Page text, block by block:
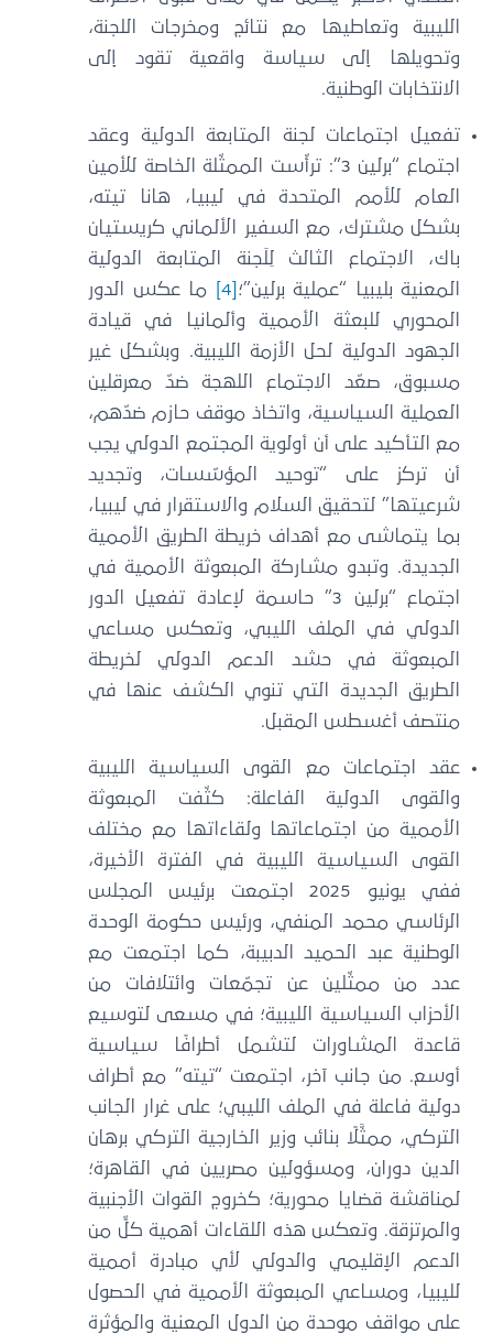
الليبية وتعاطيها مع نتائج ومخرجات اللجنة،
وتحويلها إلى سياسة واقعية تقود إلى
الانتخابات الوطنية.
تفعيل اجتماعات لجنة المتابعة الدولية وعقد
اجتماع “برلين 3”: ترأّست الممثّلة الخاصة للأمين
العام للأمم المتحدة في ليبيا، هانا تيته،
بشكل مشترك، مع السفير الألماني كريستيان
باك، الاجتماع الثالث لِلَجنة المتابعة الدولية
المعنية بليبيا “عملية برلين”؛
ما عكس الدور
المحوري للبعثة الأممية وألمانيا في قيادة
الجهود الدولية لحل الأزمة الليبية. وبشكل غير
مسبوق، صعّد الاجتماع اللهجة ضدّ معرقلين
العملية السياسية، واتخاذ موقف حازم ضدّهم،
مع التأكيد على أن أولوية المجتمع الدولي يجب
أن تركز على “توحيد المؤسّسات، وتجديد
شرعيتها” لتحقيق السلام والاستقرار في ليبيا،
بما يتماشى مع أهداف خريطة الطريق الأممية
الجديدة. وتبدو مشاركة المبعوثة الأممية في
اجتماع “برلين 3” حاسمة لإعادة تفعيل الدور
الدولي في الملف الليبي، وتعكس مساعي
المبعوثة في حشد الدعم الدولي لخريطة
الطريق الجديدة التي تنوي الكشف عنها في
منتصف أغسطس المقبل.
عقد اجتماعات مع القوى السياسية الليبية
والقوى الدولية الفاعلة: كثّفت المبعوثة
الأممية من اجتماعاتها ولقاءاتها مع مختلف
القوى السياسية الليبية في الفترة الأخيرة،
ففي يونيو 2025 اجتمعت برئيس المجلس
الرئاسي محمد المنفي، ورئيس حكومة الوحدة
الوطنية عبد الحميد الدبيبة، كما اجتمعت مع
عدد من ممثّلين عن تجمّعات وائتلافات من
الأحزاب السياسية الليبية؛ في مسعى لتوسيع
قاعدة المشاورات لتشمل أطرافًا سياسية
أوسع. من جانب آخر، اجتمعت “تيته” مع أطراف
دولية فاعلة في الملف الليبي؛ على غرار الجانب
التركي، ممثَّلًا بنائب وزير الخارجية التركي برهان
الدين دوران، ومسؤولين مصريين في القاهرة؛
لمناقشة قضايا محورية؛ كخروج القوات الأجنبية
والمرتزقة. وتعكس هذه اللقاءات أهمية كلٍّ من
الدعم الإقليمي والدولي لأي مبادرة أممية
لليبيا، ومساعي المبعوثة الأممية في الحصول
على مواقف موحدة من الدول المعنية والمؤثرة